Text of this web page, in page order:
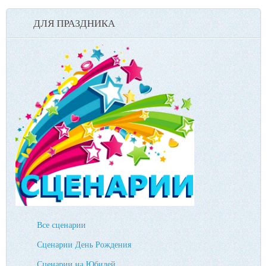
ДЛЯ ПРАЗДНИКА
Все сценарии
Сценарии День Рождения